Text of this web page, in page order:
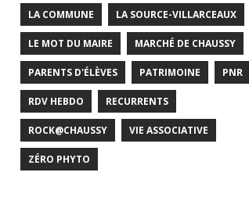
LA COMMUNE LA SOURCE-VILLARCEAUX
LE MOT DU MAIRE MARCHÉ DE CHAUSSY
PARENTS D'ÉLÈVES PATRIMOINE PNR
RDV HEBDO RECURRENTS
ROCK@CHAUSSY VIE ASSOCIATIVE
ZÉRO PHYTO